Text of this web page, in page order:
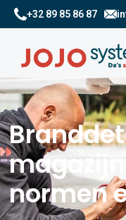
+32 89 85 86 87
normen